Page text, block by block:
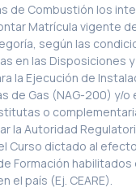
de Combustión los
Matrícula vigente
según las
en las Disposiciones y
la Ejecución de
de Gas (NAG-200) y/o
o
la Autoridad
Curso dictado al
Formación habilitados
el país (Ej. CEARE).